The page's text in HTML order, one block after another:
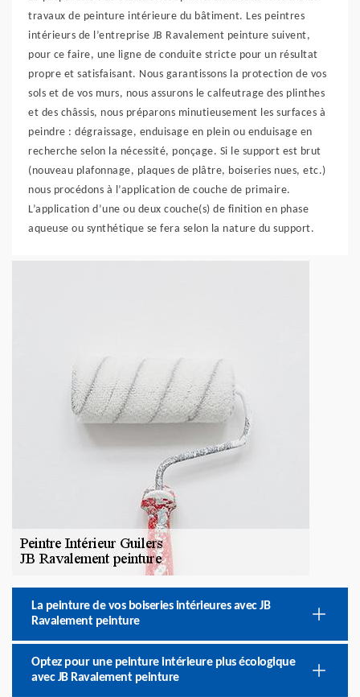
travaux de peinture intérieure du bâtiment. Les peintres
intérieurs de l’entreprise JB Ravalement peinture suivent,
pour ce faire, une ligne de conduite stricte pour un résultat
propre et satisfaisant. Nous garantissons la protection de vos
sols et de vos murs, nous assurons le calfeutrage des plinthes
et des châssis, nous préparons minutieusement les surfaces à
peindre : dégraissage, enduisage en plein ou enduisage en
recherche selon la nécessité, ponçage. Si le support est brut
(nouveau plafonnage, plaques de plâtre, boiseries nues, etc.)
nous procédons à l’application de couche de primaire.
L’application d’une ou deux couche(s) de finition en phase
aqueuse ou synthétique se fera selon la nature du support.
La peinture de vos boiseries intérieures avec JB
Ravalement peinture
Optez pour une peinture intérieure plus écologique
avec JB Ravalement peinture